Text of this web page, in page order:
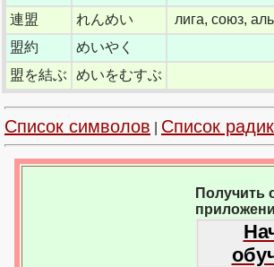
連盟
れんめい
лига, союз,
盟約
めいやく
盟を結ぶ
めいをむすぶ
Список символов Список
Получить